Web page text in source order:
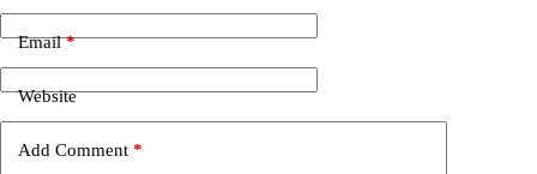
Email*
Website
Add Comment *
t
i